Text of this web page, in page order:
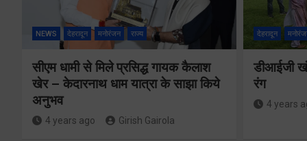
NEWS देहरादून मनोरंजन राज्य
सीएम धामी से मिले प्रसिद्ध गायक कैलाश
खेर – केदारनाथ धाम यात्रा के साझा किये
अनुभव
4 years ago Girish Gairola
देहरादून
डीआईजी
रंग
4 years